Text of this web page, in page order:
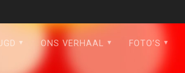
ONS VERHAAL FOTO’S